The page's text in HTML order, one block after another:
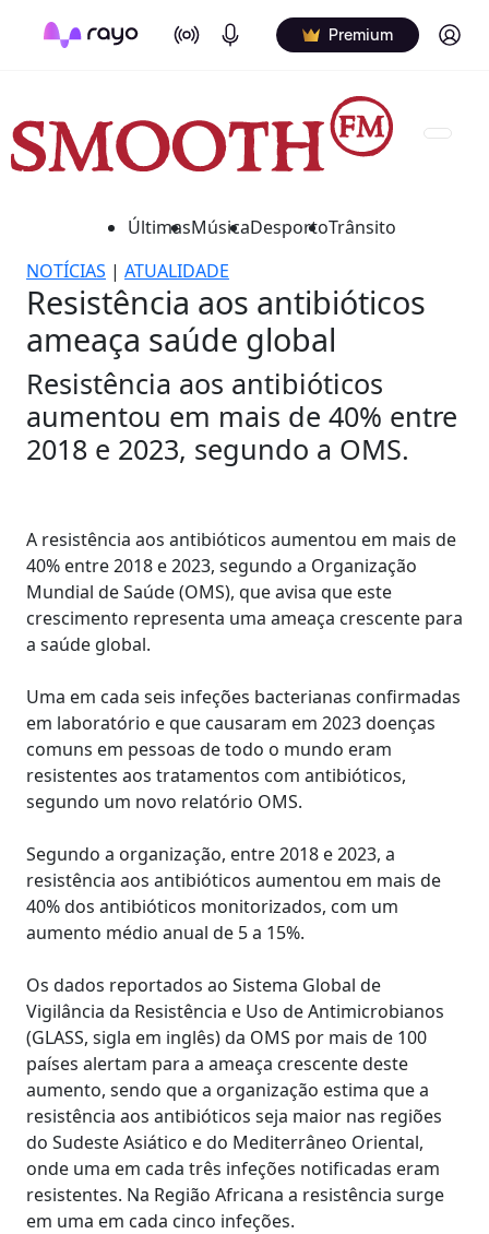
On Air Podcasts Premium Log in
ÚltimasMúsicaDesportoTrânsito
NOTÍCIAS | ATUALIDADE
Resistência aos antibióticos
ameaça saúde global
Resistência aos antibióticos
aumentou em mais de 40% entre
2018 e 2023, segundo a OMS.
A resistência aos antibióticos aumentou em mais de
40% entre 2018 e 2023, segundo a Organização
Mundial de Saúde (OMS), que avisa que este
crescimento representa uma ameaça crescente para
a saúde global.
Uma em cada seis infeções bacterianas confirmadas
em laboratório e que causaram em 2023 doenças
comuns em pessoas de todo o mundo eram
resistentes aos tratamentos com antibióticos,
segundo um novo relatório OMS.
Segundo a organização, entre 2018 e 2023, a
resistência aos antibióticos aumentou em mais de
40% dos antibióticos monitorizados, com um
aumento médio anual de 5 a 15%.
Os dados reportados ao Sistema Global de
Vigilância da Resistência e Uso de Antimicrobianos
(GLASS, sigla em inglês) da OMS por mais de 100
países alertam para a ameaça crescente deste
aumento, sendo que a organização estima que a
resistência aos antibióticos seja maior nas regiões
do Sudeste Asiático e do Mediterrâneo Oriental,
onde uma em cada três infeções notificadas eram
resistentes. Na Região Africana a resistência surge
em uma em cada cinco infeções.